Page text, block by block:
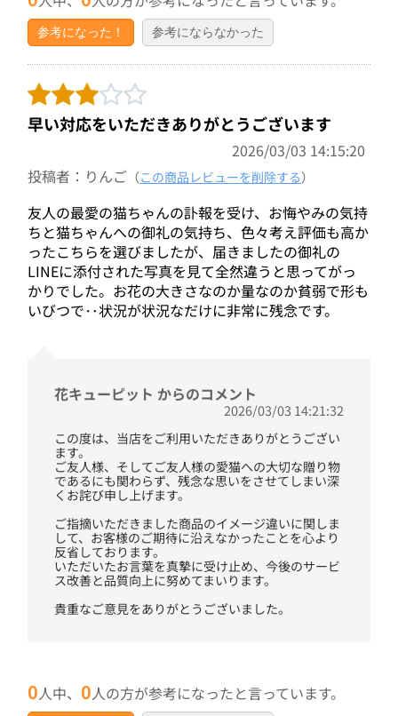
参考になった！ 参考にならなかった
早い対応をいただきありがとうございます
2026/03/03 14:15:20
投稿者：りんご （この商品レビューを削除する）
友人の最愛の猫ちゃんの訃報を受け、お悔やみの気持
ちと猫ちゃんへの御礼の気持ち、色々考え評価も高か
ったこちらを選びましたが、届きましたの御礼の
LINEに添付された写真を見て全然違うと思ってがっ
かりでした。お花の大きさなのか量なのか貧弱で形も
いびつで‥状況が状況なだけに非常に残念です。
花キューピット からのコメント
2026/03/03 14:21:32
この度は、当店をご利用いただきありがとうござい
ます。
ご友人様、そしてご友人様の愛猫への大切な贈り物
であるにも関わらず、残念な思いをさせてしまい深
くお詫び申し上げます。
ご指摘いただきました商品のイメージ違いに関しま
して、お客様のご期待に沿えなかったことを心より
反省しております。
いただいたお言葉を真摯に受け止め、今後のサービ
ス改善と品質向上に努めてまいります。
貴重なご意見をありがとうございました。
0人中、0人の方が参考になったと言っています。